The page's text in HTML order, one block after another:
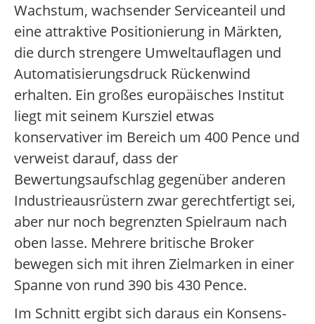
Wachstum, wachsender Serviceanteil und
eine attraktive Positionierung in Märkten,
die durch strengere Umweltauflagen und
Automatisierungsdruck Rückenwind
erhalten. Ein großes europäisches Institut
liegt mit seinem Kursziel etwas
konservativer im Bereich um 400 Pence und
verweist darauf, dass der
Bewertungsaufschlag gegenüber anderen
Industrieausrüstern zwar gerechtfertigt sei,
aber nur noch begrenzten Spielraum nach
oben lasse. Mehrere britische Broker
bewegen sich mit ihren Zielmarken in einer
Spanne von rund 390 bis 430 Pence.
Im Schnitt ergibt sich daraus ein Konsens-